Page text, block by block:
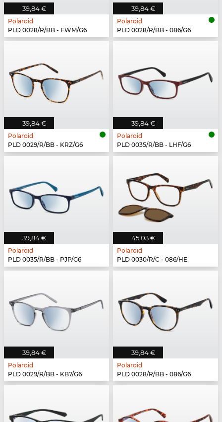
39,84 €
Polaroid
PLD 0028/R/BB - FWM/G6
39,84 €
Polaroid
PLD 0028/R/BB - 086/G6
39,84 €
Polaroid
PLD 0029/R/BB - KRZ/G6
39,84 €
Polaroid
PLD 0035/R/BB - LHF/G6
39,84 €
Polaroid
PLD 0035/R/BB - PJP/G6
45,03 €
Polaroid
PLD 0030/R/C - 086/HE
39,84 €
Polaroid
PLD 0029/R/BB - KB7/G6
39,84 €
Polaroid
PLD 0028/R/BB - 086/G6